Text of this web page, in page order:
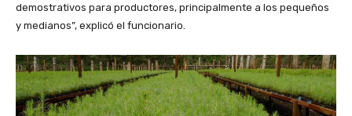
demostrativos para productores, principalmente a los pequeños
y medianos”, explicó el funcionario.